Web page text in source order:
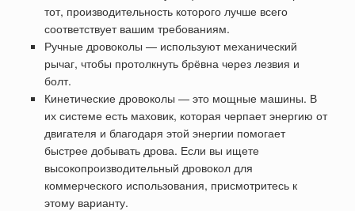
тот, производительность которого лучше всего
соответствует вашим требованиям.
Ручные дровоколы — используют механический
рычаг, чтобы протолкнуть брёвна через лезвия и
болт.
Кинетические дровоколы — это мощные машины. В
их системе есть маховик, которая черпает энергию от
двигателя и благодаря этой энергии помогает
быстрее добывать дрова. Если вы ищете
высокопроизводительный дровокол для
коммерческого использования, присмотритесь к
этому варианту.